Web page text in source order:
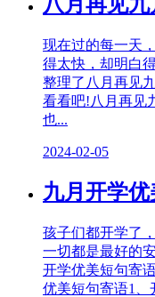
现在过的每一天
得太快，却明白
整理了八月再见
看看吧!八月再见
也...
2024-02-05
九月开学
孩子们都开学了
一切都是最好的
开学优美短句寄
优美短句寄语1